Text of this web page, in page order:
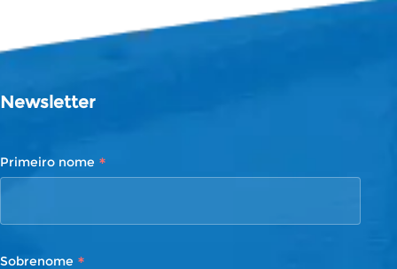
Newsletter
Primeiro nome *
Sobrenome *